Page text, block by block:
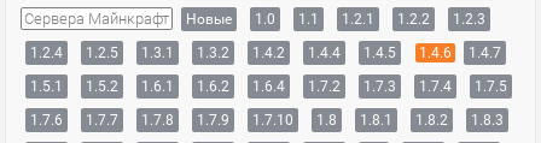
Сервера Майнкрафт Новые 1.0 1.1 1.2.1 1.2.2
1.2.3
1.2.4
1.2.5 1.3.1 1.3.2 1.4.2 1.4.4 1.4.5 1.4.6
1.4.7
1.5.1
1.5.2 1.6.1 1.6.2 1.6.4 1.7.2 1.7.3 1.7.4
1.7.5
1.7.6
1.7.7 1.7.8 1.7.9 1.7.10 1.8 1.8.1 1.8.2
1.8.3